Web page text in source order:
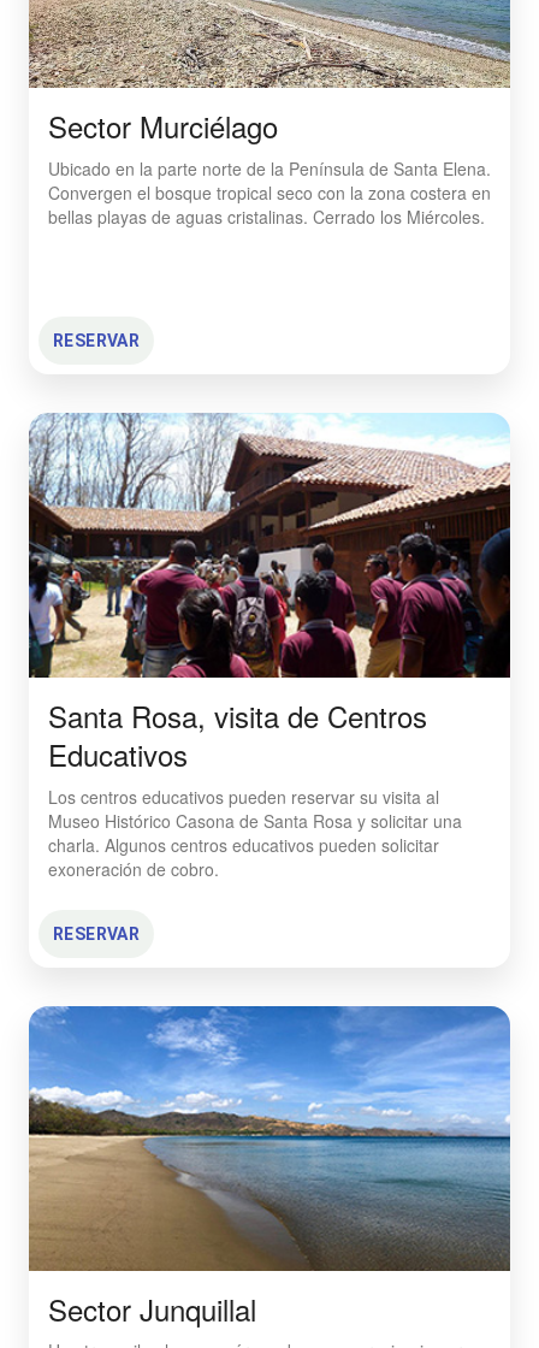
Sector Murciélago
Ubicado en la parte norte de la Península de Santa Elena.
Convergen el bosque tropical seco con la zona costera en
bellas playas de aguas cristalinas. Cerrado los Miércoles.
RESERVAR
Santa Rosa, visita de Centros
Educativos
Los centros educativos pueden reservar su visita al
Museo Histórico Casona de Santa Rosa y solicitar una
charla. Algunos centros educativos pueden solicitar
exoneración de cobro.
RESERVAR
Sector Junquillal